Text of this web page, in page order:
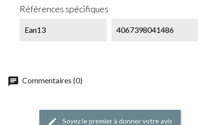
Références spécifiques
Ean13 4067398041486
chat Commentaires (0)
edit Soyez le premier à donner votre avis